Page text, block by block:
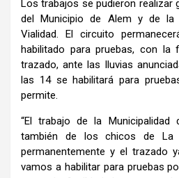
Los trabajos se pudieron realizar
del Municipio de Alem y de la
Vialidad. El circuito
habilitado para pruebas, con la
trazado, ante las lluvias
las 14 se habilitará para
permite.
“El trabajo de la Municipalidad
también de los chicos de La
permanentemente y el trazado
vamos a habilitar para pruebas